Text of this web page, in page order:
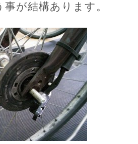
が結構あります。